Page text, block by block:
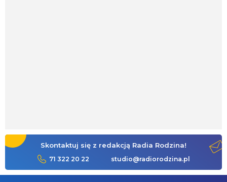
Skontaktuj się z redakcją Radia Rodzina!
71 322 20 22 studio@radiorodzina.pl